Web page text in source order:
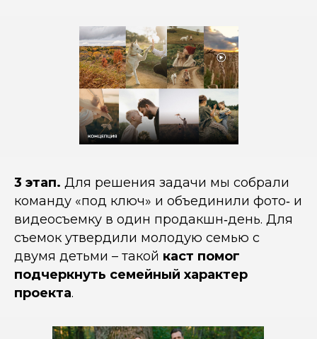
3 этап. Для решения задачи мы собрали
команду «под ключ» и объединили фото‑ и
видеосъемку в один продакшн‑день. Для
съемок утвердили молодую семью с
двумя детьми – такой каст помог
подчеркнуть семейный характер
проекта.